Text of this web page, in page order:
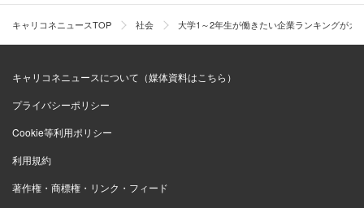
キャリコネニュースTOP 社会 大学1～2年生が働きたい企業ランキングが
キャリコネニュースについて（媒体資料はこちら）
プライバシーポリシー
Cookie等利用ポリシー
利用規約
著作権・商標権・リンク・フィード